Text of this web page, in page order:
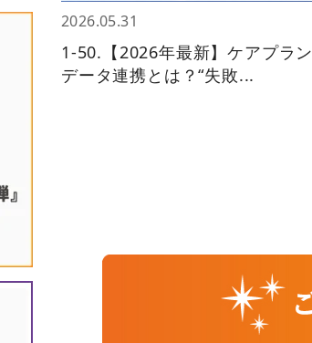
2026.05.31
1-50.【2026年最新】ケアプラン
データ連携とは？“失敗...